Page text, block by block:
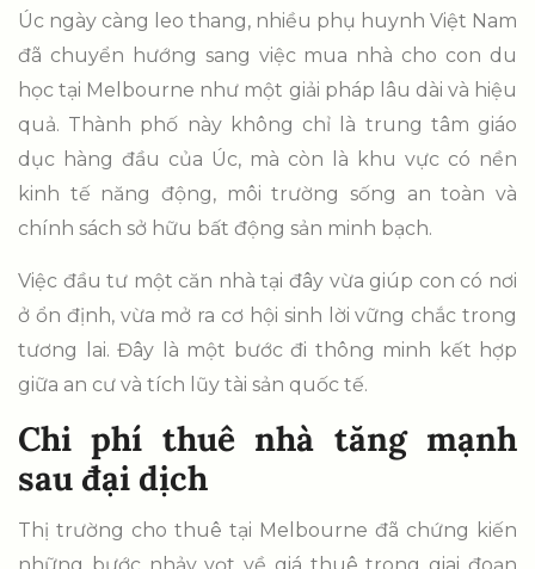
Úc ngày càng leo thang, nhiều phụ huynh Việt Nam
đã chuyển hướng sang việc mua nhà cho con du
học tại Melbourne như một giải pháp lâu dài và hiệu
quả. Thành phố này không chỉ là trung tâm giáo
dục hàng đầu của Úc, mà còn là khu vực có nền
kinh tế năng động, môi trường sống an toàn và
chính sách sở hữu bất động sản minh bạch.
Việc đầu tư một căn nhà tại đây vừa giúp con có nơi
ở ổn định, vừa mở ra cơ hội sinh lời vững chắc trong
tương lai. Đây là một bước đi thông minh kết hợp
giữa an cư và tích lũy tài sản quốc tế.
Chi phí thuê nhà tăng mạnh
sau đại dịch
Thị trường cho thuê tại Melbourne đã chứng kiến
những bước nhảy vọt về giá thuê trong giai đoạn